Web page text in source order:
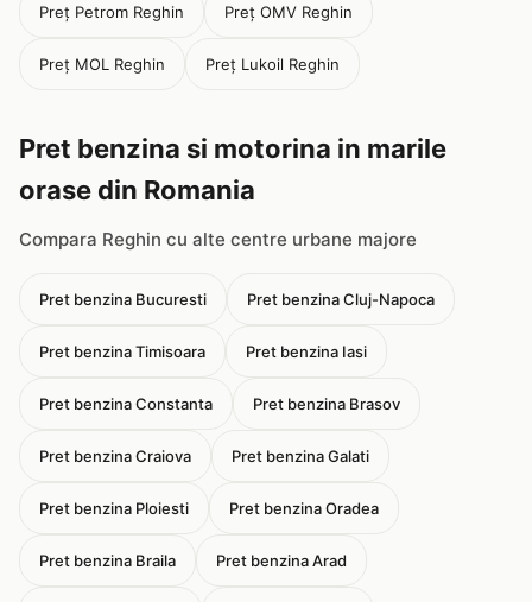
Preț Petrom Reghin Preț OMV Reghin
Preț MOL Reghin Preț Lukoil Reghin
Pret benzina si motorina in marile
orase din Romania
Compara Reghin cu alte centre urbane majore
Pret benzina Bucuresti Pret benzina Cluj-Napoca
Pret benzina Timisoara Pret benzina Iasi
Pret benzina Constanta Pret benzina Brasov
Pret benzina Craiova Pret benzina Galati
Pret benzina Ploiesti Pret benzina Oradea
Pret benzina Braila Pret benzina Arad